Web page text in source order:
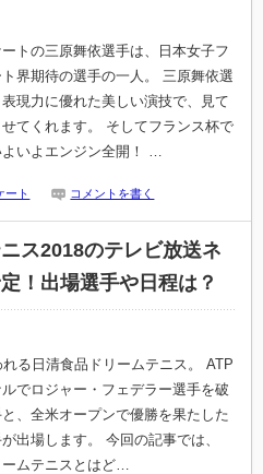
トの三原舞依選手は、日本女子フ
界期待の選手の一人。 三原舞依選
現力に優れた美しい演技で、見て
てくれます。 そしてフランス杯で
よいよエンジン全開！ …
ート コメントを書く
ニス2018のテレビ放送ネ
！出場選手や日程は？
る日清食品ドリームテニス。 ATP
でロジャー・フェデラー選手を破
、全米オープンで優勝を果たした
出場します。 今回の記事では、
ームテニスとはど…